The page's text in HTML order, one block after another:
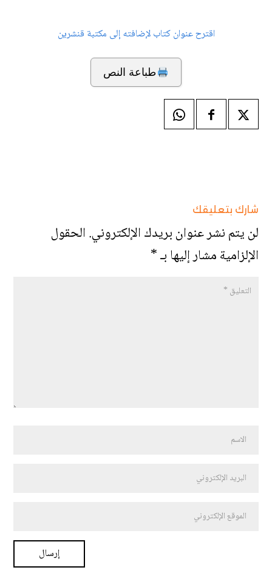
اقترح عنوان كتاب لإضافته إلى مكتبة قنشرين
طباعة النص
شارك بتعليقك
لن يتم نشر عنوان بريدك الإلكتروني.الحقول
الإلزامية مشار إليها بـ*